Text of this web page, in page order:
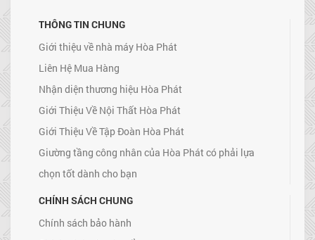
THÔNG TIN CHUNG
Giới thiệu về nhà máy Hòa Phát
Liên Hệ Mua Hàng
Nhận diện thương hiệu Hòa Phát
Giới Thiệu Về Nội Thất Hòa Phát
Giới Thiệu Về Tập Đoàn Hòa Phát
Giường tầng công nhân của Hòa Phát có phải lựa
chọn tốt dành cho bạn
CHÍNH SÁCH CHUNG
Chính sách bảo hành